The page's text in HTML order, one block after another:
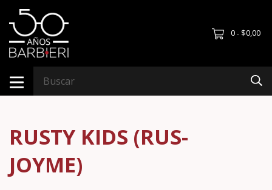
0 - $0,00
RUSTY KIDS (RUS-
JOYME)